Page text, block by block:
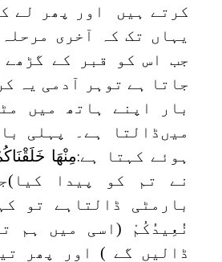
کرتے ہیں اور پھر لے
یہاں تک کہ آخری
جب اس کو قبر کے گڑھے
جاتا ہے توہر آدمی یہ
بار اپنے ہاتھ میں
میںڈالتا ہے۔ پہلی
ہوئے کہتا ہے:مِنْهَا
نے تم کو پیدا
بارمٹی ڈالتاہے تو
نُعِيدُكُمْ (اسی میں ہم
ڈالیں گے ) اور پھر